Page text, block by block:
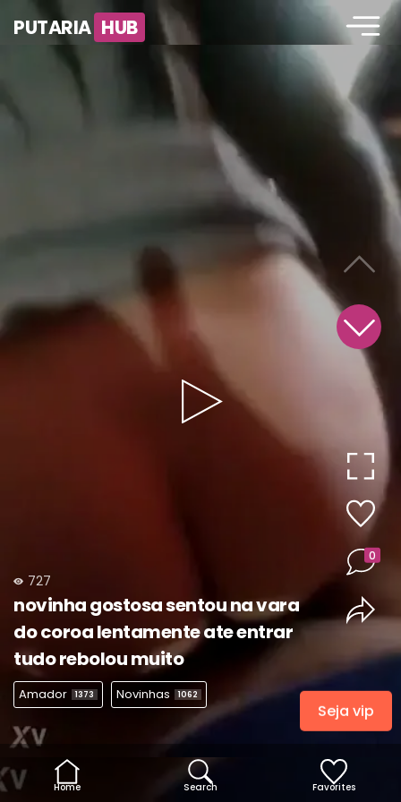
PUTARIA HUB
Play
727
novinha gostosa sentou na vara
do coroa lentamente ate entrar
tudo rebolou muito
Amador 1373 Novinhas 1062
0
Home Search Favorites
Seja vip